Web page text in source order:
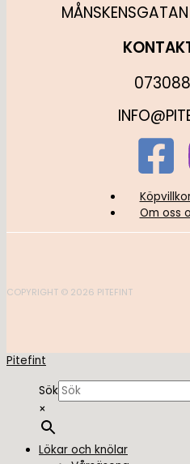
Om oss
COPYRIGHT © 2026 PITEFINT
Pitefint
Sök
×
Lökar och knölar